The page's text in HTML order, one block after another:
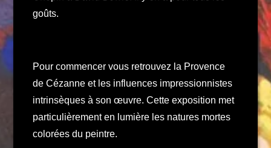
goûts.
Pour commencer vous retrouvez la Provence
de Cézanne et les influences impressionnistes
intrinsèques à son œuvre. Cette exposition met
particulièrement en lumière les natures mortes
colorées du peintre.